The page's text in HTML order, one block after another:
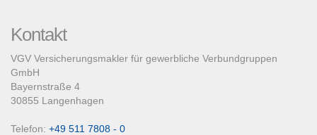
Kontakt
VGV Versicherungsmakler für gewerbliche Verbundgruppen
GmbH
Bayernstraße 4
30855 Langenhagen
Telefon: +49 511 7808 - 0